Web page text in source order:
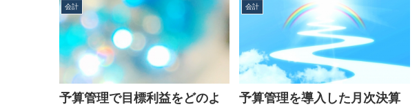
会計
予算管理で目標利益をどのよ
会計
予算管理を導入した月次決算